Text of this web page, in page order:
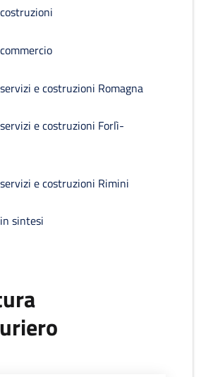
e costruzioni Romagna
e costruzioni Forlì-
e costruzioni Rimini
sintesi